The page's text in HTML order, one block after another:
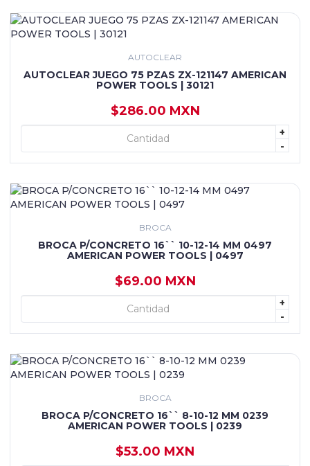
AUTOCLEAR
AUTOCLEAR JUEGO 75 PZAS ZX-121147 AMERICAN
POWER TOOLS | 30121
$286.00 MXN
+
-
+ AGREGAR
BROCA
BROCA P/CONCRETO 16`` 10-12-14 MM 0497
AMERICAN POWER TOOLS | 0497
$69.00 MXN
+
-
+ AGREGAR
BROCA
BROCA P/CONCRETO 16`` 8-10-12 MM 0239
AMERICAN POWER TOOLS | 0239
$53.00 MXN